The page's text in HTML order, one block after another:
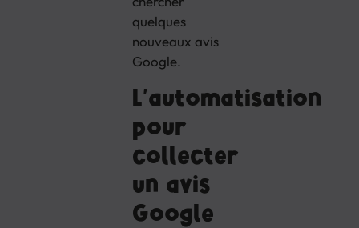
quelques
nouveaux avis
Google.
L’automatisation
pour
collecter
un avis
Google